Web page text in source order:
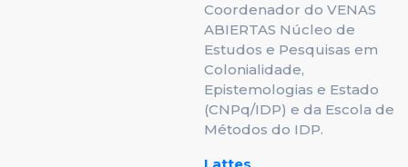
Coordenador do VENAS
ABIERTAS Núcleo de
Estudos e Pesquisas em
Colonialidade,
Epistemologias e Estado
(CNPq/IDP) e da Escola de
Métodos do IDP.